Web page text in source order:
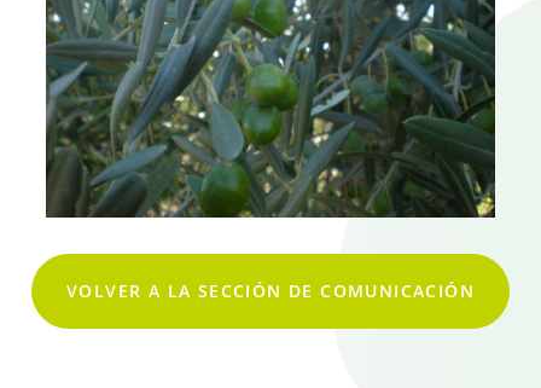
VOLVER A LA SECCIÓN DE COMUNICACIÓN